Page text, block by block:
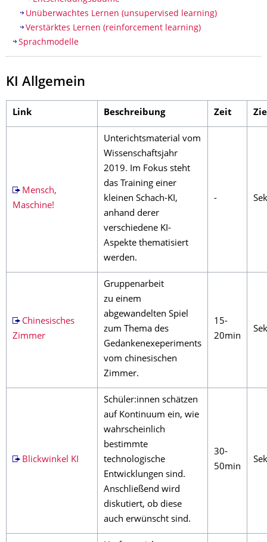
Unüberwachtes Lernen (unsupervised learning)
Verstärktes Lernen (reinforcement learning)
Sprachmodelle
KI Allgemein
Link Beschreibung Zeit
Mensch,
Maschine!
Unterichtsmaterial vom
Wissenschaftsjahr
2019. Im Fokus steht
das Training einer
kleinen Schach-KI,
anhand derer
verschiedene KI-
Aspekte thematisiert
werden.
-
Chinesisches
Zimmer
Gruppenarbeit
zu einem
abgewandelten Spiel
zum Thema des
Gedankenexeperiments
vom chinesischen
Zimmer.
15-
20min
Blickwinkel KI
Schüler:innen schätzen
auf Kontinuum ein, wie
wahrscheinlich
bestimmte
technologische
Entwicklungen sind.
Anschließend wird
diskutiert, ob diese
auch erwünscht sind.
30-
50min